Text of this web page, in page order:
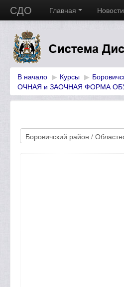
СДО Главная Новости
В начало ▶ Курсы ▶
ОЧНАЯ и ЗАОЧНАЯ ФОРМА